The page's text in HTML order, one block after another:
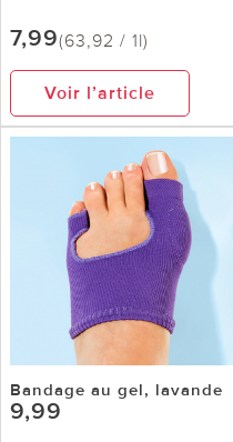
7,99(63,92 / 1l)
Voir l’article
Bandage au gel, lavande
9,99